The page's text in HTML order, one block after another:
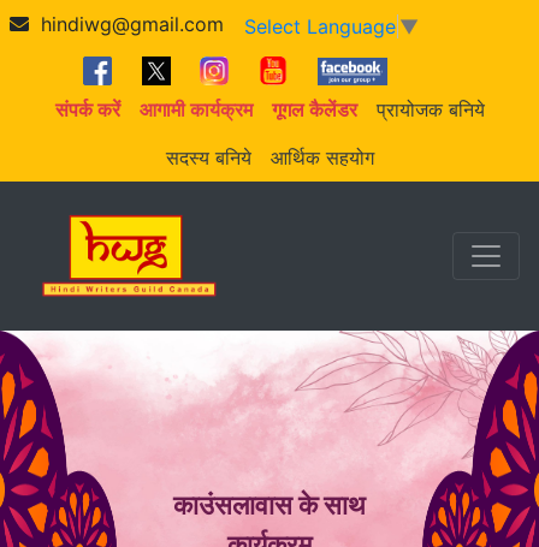
hindiwg@gmail.com Select Language ▼
संपर्क करें आगामी कार्यक्रम गूगल कैलेंडर
प्रायोजक बनिये
सदस्य बनिये
आर्थिक सहयोग
काउंसलावास के साथ